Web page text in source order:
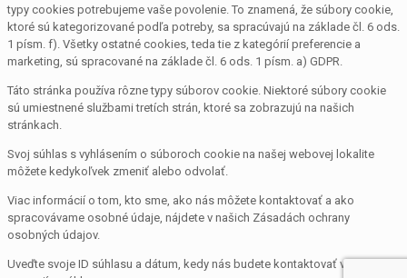
typy cookies potrebujeme vaše povolenie. To znamená, že súbory cookie,
ktoré sú kategorizované podľa potreby, sa spracúvajú na základe čl. 6 ods.
1 písm. f). Všetky ostatné cookies, teda tie z kategórií preferencie a
marketing, sú spracované na základe čl. 6 ods. 1 písm. a) GDPR.
Táto stránka používa rôzne typy súborov cookie. Niektoré súbory cookie
sú umiestnené službami tretích strán, ktoré sa zobrazujú na našich
stránkach.
Svoj súhlas s vyhlásením o súboroch cookie na našej webovej lokalite
môžete kedykoľvek zmeniť alebo odvolať.
Viac informácií o tom, kto sme, ako nás môžete kontaktovať a ako
spracovávame osobné údaje, nájdete v našich Zásadách ochrany
osobných údajov.
Uveďte svoje ID súhlasu a dátum, kedy nás budete kontaktovať v súvislosti